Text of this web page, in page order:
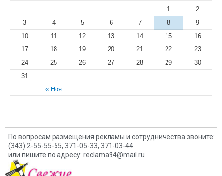
« Ноя
1
2
3
4 5 6 7 8
9
10
11 12 13 14 15
16
17
18 19 20 21 22
23
24
25 26 27 28 29
30
31
По вопросам размещения рекламы и сотрудничества звоните:
(343) 2-55-55-55, 371-05-33, 371-03-44
или пишите по адресу: reclama94@mail.ru